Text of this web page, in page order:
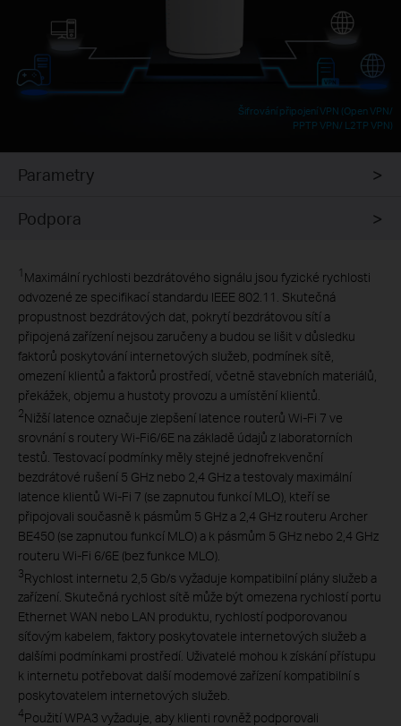
Šifrování připojení VPN (Open VPN/
PPTP VPN/ L2TP VPN)
Parametry
Podpora
1 Maximální rychlosti bezdrátového signálu jsou fyzické rychlosti
odvozené ze specifikací standardu IEEE 802.11. Skutečná
propustnost bezdrátových dat, pokrytí bezdrátovou sítí a
připojená zařízení nejsou zaručeny a budou se lišit v důsledku
faktorů poskytování internetových služeb, podmínek sítě,
omezení klientů a faktorů prostředí, včetně stavebních materiálů,
překážek, objemu a hustoty provozu a umístění klientů.
2Nižší latence označuje zlepšení latence routerů Wi-Fi 7 ve
srovnání s routery Wi-Fi6/6E na základě údajů z laboratorních
testů. Testovací podmínky měly stejné jednofrekvenční
bezdrátové rušení 5 GHz nebo 2,4 GHz a testovaly maximální
latence klientů Wi-Fi 7 (se zapnutou funkcí MLO), kteří se
připojovali současně k pásmům 5 GHz a 2,4 GHz routeru Archer
BE450 (se zapnutou funkcí MLO) a k pásmům 5 GHz nebo 2,4 GHz
routeru Wi-Fi 6/6E (bez funkce MLO).
3Rychlost internetu 2,5 Gb/s vyžaduje kompatibilní plány služeb a
zařízení. Skutečná rychlost sítě může být omezena rychlostí portu
Ethernet WAN nebo LAN produktu, rychlostí podporovanou
síťovým kabelem, faktory poskytovatele internetových služeb a
dalšími podmínkami prostředí. Uživatelé mohou k získání přístupu
k internetu potřebovat další modemové zařízení kompatibilní s
poskytovatelem internetových služeb.
4Použití WPA3 vyžaduje, aby klienti rovněž podporovali